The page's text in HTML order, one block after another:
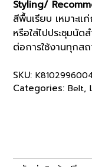
Styling/
สีพื้นเรียบ เหมาะแ
หรือใส่ไปประชุมนั
ต่อการใช้งานทุกส
SKU:
Categories: Belt,